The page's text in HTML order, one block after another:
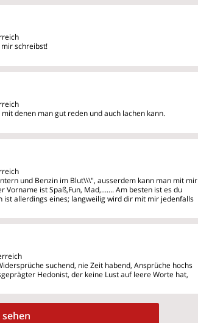
mir schreibst!
denen man gut reden und auch lachen kann.
und Benzin im Blut\\\", ausserdem kann man mit mir
ist Spaß,Fun, Mad,....... Am besten ist es du
ist allerdings eines; langweilig wird dir mit mir jedenfalls
suchend, nie Zeit habend, Ansprüche hochs
Hedonist, der keine Lust auf leere Worte hat,